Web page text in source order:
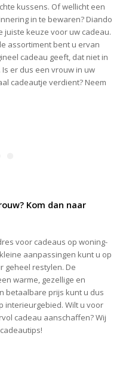
kussens. Of wellicht een
in te bewaren? Diando
juiste keuze voor uw cadeau.
assortiment bent u ervan
cadeau geeft, dat niet in
er dus een vrouw in uw
cadeautje verdient? Neem
Kom dan naar
voor cadeaus op woning-
aanpassingen kunt u op
geheel restylen. De
warme, gezellige en
betaalbare prijs kunt u dus
interieurgebied. Wilt u voor
cadeau aanschaffen? Wij